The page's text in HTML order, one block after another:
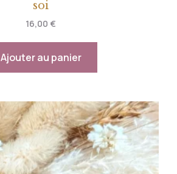
soi
16,00 €
Ajouter au panier